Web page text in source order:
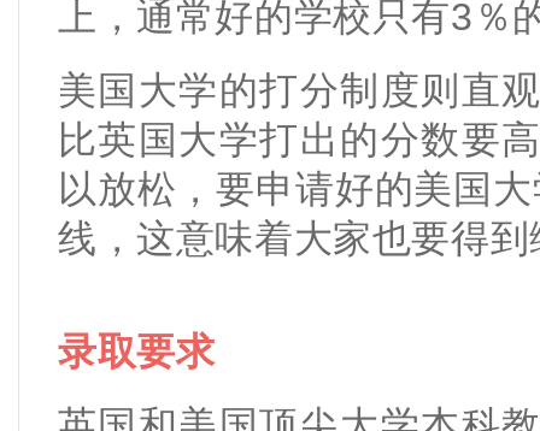
上，通常好的学校只有3
美国大学的打分制度则直
比英国大学打出的分数要
以放松，要申请好的美国
线，这意味着大家也要得
录取要求